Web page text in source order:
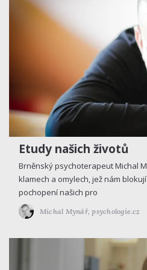
Etudy našich životů
Brněnský psychoterapeut Michal
klamech a omylech, jež nám
pochopení našich pro
Michal Mynář,psychologie.cz